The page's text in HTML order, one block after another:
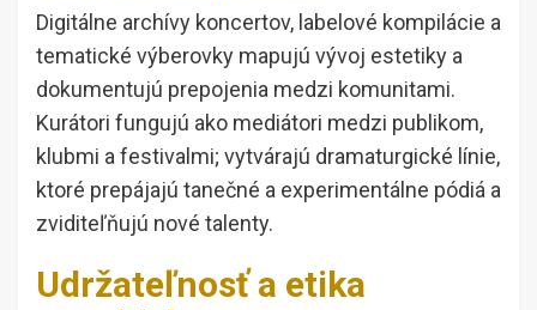
Digitálne archívy koncertov, labelové kompilácie a
tematické výberovky mapujú vývoj estetiky a
dokumentujú prepojenia medzi komunitami.
Kurátori fungujú ako mediátori medzi publikom,
klubmi a festivalmi; vytvárajú dramaturgické línie,
ktoré prepájajú tanečné a experimentálne pódiá a
zviditeľňujú nové talenty.
Udržateľnosť a etika